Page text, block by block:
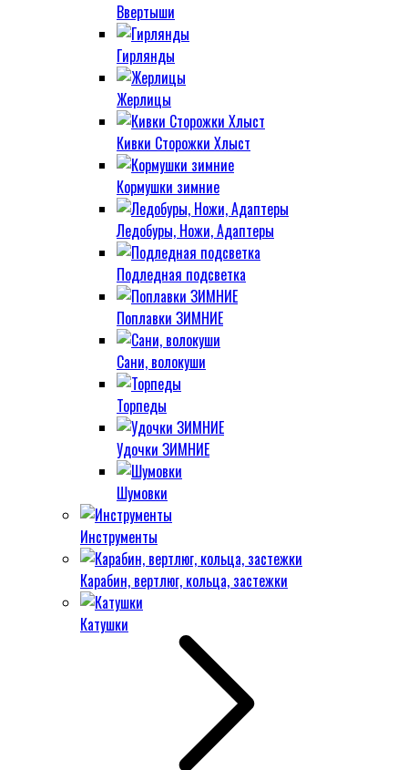
Ввертыши
Гирлянды
Жерлицы
Кивки Сторожки Хлыст
Кормушки зимние
Ледобуры, Ножи, Адаптеры
Подледная подсветка
Поплавки ЗИМНИЕ
Сани, волокуши
Торпеды
Удочки ЗИМНИЕ
Шумовки
Инструменты
Карабин, вертлюг, кольца, застежки
Катушки